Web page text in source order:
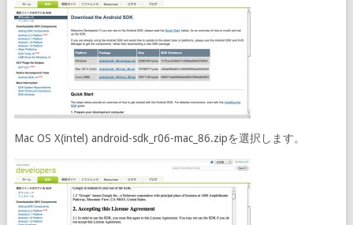
Mac OS X(intel) android-sdk_r06-mac_86.zipを選択します。